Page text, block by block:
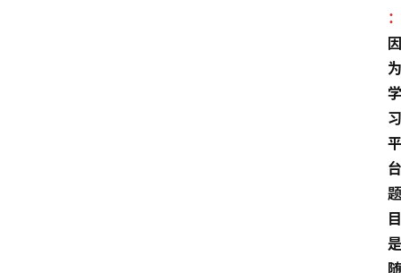
：
因
为
学
习
平
台
题
目
是
随